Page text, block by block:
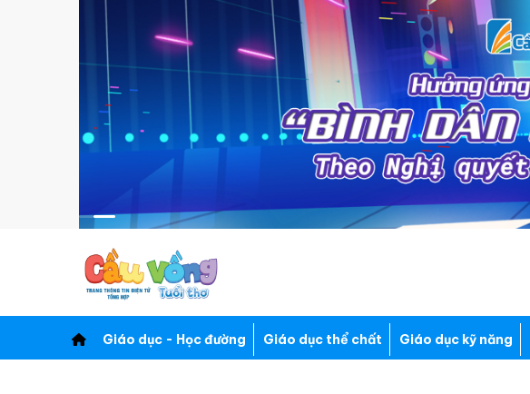
Giáo dục - Học đường Giáo dục thể chất Giáo dục kỹ năng